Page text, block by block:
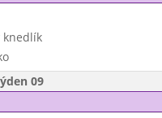
knedlík
09